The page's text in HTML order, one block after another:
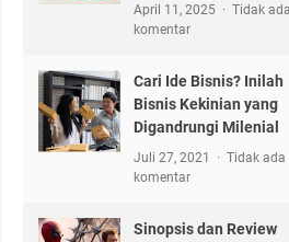
April 11, 2025
Tidak ada
komentar
Cari Ide Bisnis? Inilah
Bisnis Kekinian yang
Digandrungi Milenial
Juli 27, 2021
Tidak ada
komentar
Sinopsis dan Review